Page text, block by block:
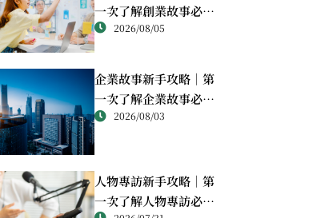
一次了解創業故事必讀
重點2026/08/05
企業故事新手攻略｜第
一次了解企業故事必讀
重點2026/08/03
人物專訪新手攻略｜第
一次了解人物專訪必讀